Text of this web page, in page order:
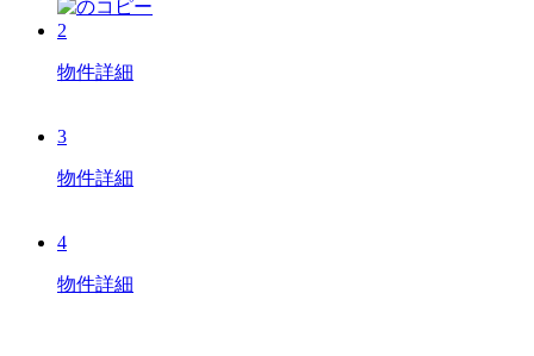
2
物件詳細
3
物件詳細
4
物件詳細